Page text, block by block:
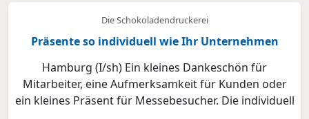
Die Schokoladendruckerei
Präsente so individuell wie Ihr Unternehmen
Hamburg (I/sh) Ein kleines Dankeschön für
Mitarbeiter, eine Aufmerksamkeit für Kunden oder
ein kleines Präsent für Messebesucher. Die individuell